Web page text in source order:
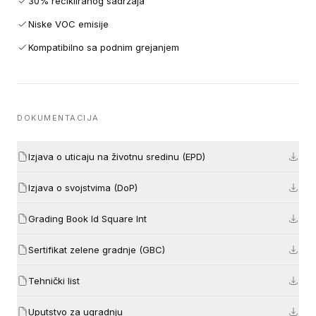
Niske VOC emisije
Kompatibilno sa podnim grejanjem
DOKUMENTACIJA
Izjava o uticaju na životnu sredinu (EPD)
Izjava o svojstvima (DoP)
Grading Book Id Square Int
Sertifikat zelene gradnje (GBC)
Tehnički list
Uputstvo za ugradnju